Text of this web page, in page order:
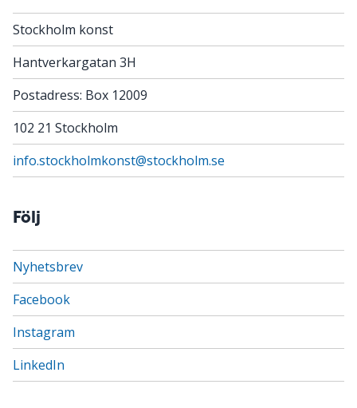
Stockholm konst
Hantverkargatan 3H
Postadress: Box 12009
102 21 Stockholm
info.stockholmkonst@stockholm.se
Följ
Nyhetsbrev
Facebook
Instagram
LinkedIn